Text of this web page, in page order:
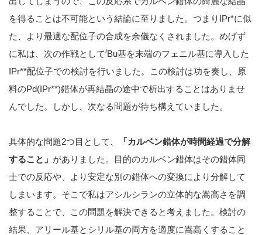
を得ることは不可能という結論に至りました。つまりIPr*に似
た、より最適な配位子の合成を余儀なくされました。めげず
に私は、次の作戦としてtBu基を末端のフェニル基に導入した
IPr**配位子での検討を行いました。この検討は功を奏し、原
料のPd(IPr**)錯体が再結晶の途中で析出することはありませ
んでした。しかし、次なる問題が待ち構えていました。
具体的な問題2つ目として、
「カルベン錯体が時間経過で分解
すること」 がありました。目的のカルベン錯体はその錯体同
士での反応や、より安定な別の錯体への変換により分解して
しまいます。そこで私はアシルシランの立体的な嵩高さを調
整することで、この問題を解決できると考えました。検討の
結果、アリール基とシリル基の両方を適度に嵩高くすること